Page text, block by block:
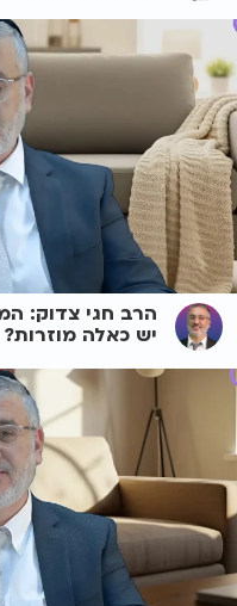
הרב חגי צדוק:
יש כאלה מוזרות?